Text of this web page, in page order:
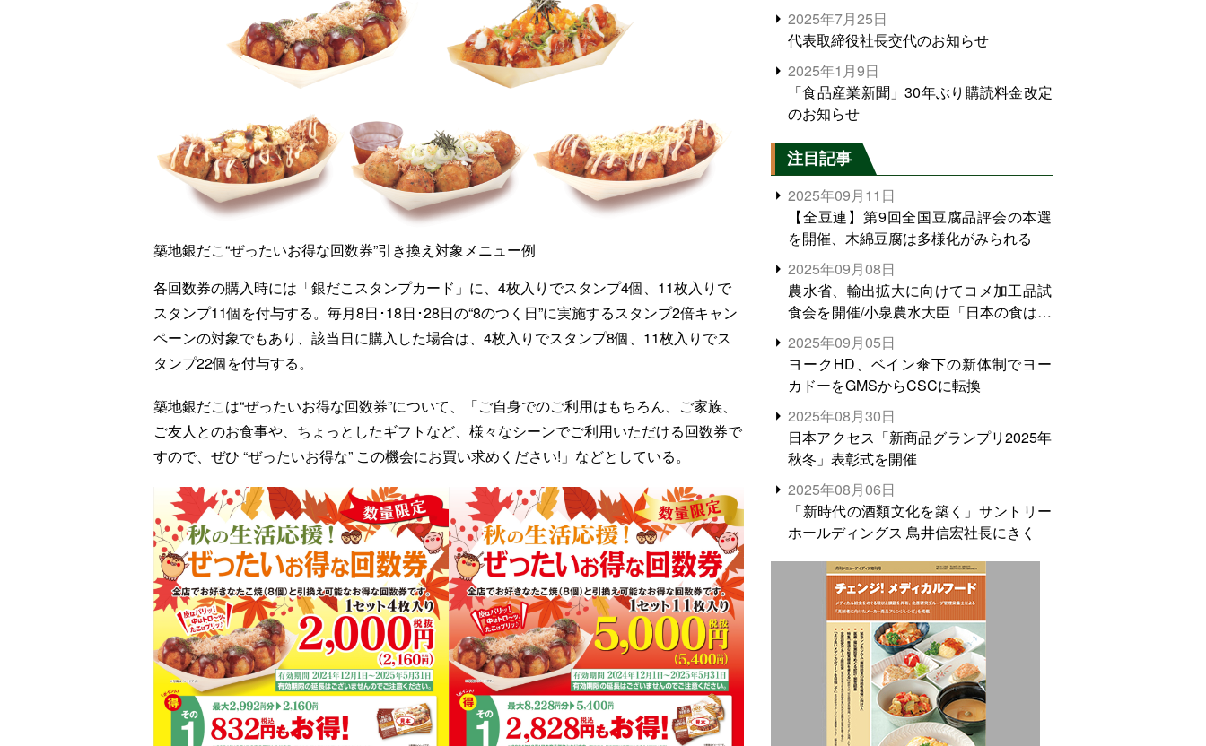
築地銀だこ“ぜったいお得な回数券”引き換え対象メニュー例
各回数券の購入時には「銀だこスタンプカード」に、4枚入りでスタンプ4個、11枚入りで
スタンプ11個を付与する。毎月8日･18日･28日の“8のつく日”に実施するスタンプ2倍キャン
ペーンの対象でもあり、該当日に購入した場合は、4枚入りでスタンプ8個、11枚入りでス
タンプ22個を付与する。
築地銀だこは“ぜったいお得な回数券”について、「ご自身でのご利用はもちろん、ご家族、
ご友人とのお食事や、ちょっとしたギフトなど、様々なシーンでご利用いただける回数券で
すので、ぜひ “ぜったいお得な” この機会にお買い求めください!」などとしている。
2025年7月25日
代表取締役社長交代のお知らせ
2025年1月9日
「食品産業新聞」30年ぶり購読料金改定
のお知らせ
注目記事
2025年09月11日
【全豆連】第9回全国豆腐品評会の本選
を開催、木綿豆腐は多様化がみられる
2025年09月08日
農水省、輸出拡大に向けてコメ加工品試
食会を開催/小泉農水大臣「日本の食は世
界でトップをとれる。米増産に向けて、
米輸出需要の拡大を」
2025年09月05日
ヨークHD、ベイン傘下の新体制でヨー
カドーをGMSからCSCに転換
2025年08月30日
日本アクセス「新商品グランプリ2025年
秋冬」表彰式を開催
2025年08月06日
「新時代の酒類文化を築く」サントリー
ホールディングス 鳥井信宏社長にきく